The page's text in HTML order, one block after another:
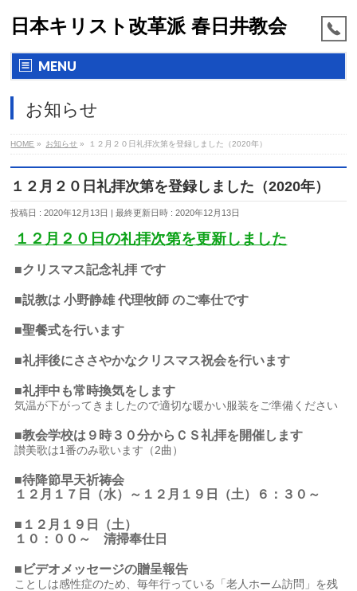
日本キリスト改革派 春日井教会
MENU
お知らせ
HOME » お知らせ » １２月２０日礼拝次第を登録しました（2020年）
１２月２０日礼拝次第を登録しました（2020年）
投稿日 : 2020年12月13日 最終更新日時 : 2020年12月13日
１２月２０日の礼拝次第を更新しました
■クリスマス記念礼拝 です
■説教は 小野静雄 代理牧師 のご奉仕です
■聖餐式を行います
■礼拝後にささやかなクリスマス祝会を行います
■礼拝中も常時換気をします
気温が下がってきましたので適切な暖かい服装をご準備ください
■教会学校は９時３０分からＣＳ礼拝を開催します
讃美歌は1番のみ歌います（2曲）
■待降節早天祈祷会
１２月１７日（水）～１２月１９日（土）６：３０～
■１２月１９日（土）
１０：００～ 清掃奉仕日
■ビデオメッセージの贈呈報告
ことしは感性症のため、毎年行っている「老人ホーム訪問」を残